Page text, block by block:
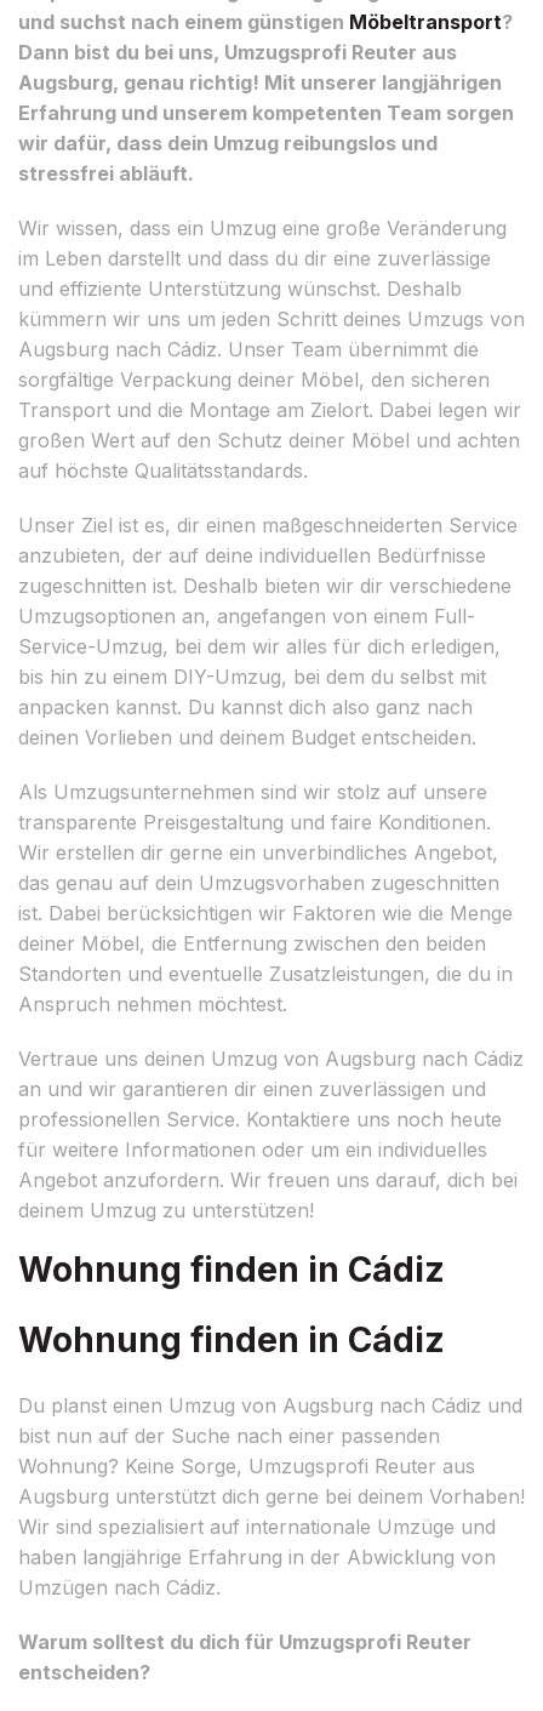
und suchst nach einem günstigen Möbeltransport?
Dann bist du bei uns, Umzugsprofi Reuter aus
Augsburg, genau richtig! Mit unserer langjährigen
Erfahrung und unserem kompetenten Team sorgen
wir dafür, dass dein Umzug reibungslos und
stressfrei abläuft.
Wir wissen, dass ein Umzug eine große Veränderung
im Leben darstellt und dass du dir eine zuverlässige
und effiziente Unterstützung wünschst. Deshalb
kümmern wir uns um jeden Schritt deines Umzugs von
Augsburg nach Cádiz. Unser Team übernimmt die
sorgfältige Verpackung deiner Möbel, den sicheren
Transport und die Montage am Zielort. Dabei legen wir
großen Wert auf den Schutz deiner Möbel und achten
auf höchste Qualitätsstandards.
Unser Ziel ist es, dir einen maßgeschneiderten Service
anzubieten, der auf deine individuellen Bedürfnisse
zugeschnitten ist. Deshalb bieten wir dir verschiedene
Umzugsoptionen an, angefangen von einem Full-
Service-Umzug, bei dem wir alles für dich erledigen,
bis hin zu einem DIY-Umzug, bei dem du selbst mit
anpacken kannst. Du kannst dich also ganz nach
deinen Vorlieben und deinem Budget entscheiden.
Als Umzugsunternehmen sind wir stolz auf unsere
transparente Preisgestaltung und faire Konditionen.
Wir erstellen dir gerne ein unverbindliches Angebot,
das genau auf dein Umzugsvorhaben zugeschnitten
ist. Dabei berücksichtigen wir Faktoren wie die Menge
deiner Möbel, die Entfernung zwischen den beiden
Standorten und eventuelle Zusatzleistungen, die du in
Anspruch nehmen möchtest.
Vertraue uns deinen Umzug von Augsburg nach Cádiz
an und wir garantieren dir einen zuverlässigen und
professionellen Service. Kontaktiere uns noch heute
für weitere Informationen oder um ein individuelles
Angebot anzufordern. Wir freuen uns darauf, dich bei
deinem Umzug zu unterstützen!
Wohnung finden in Cádiz
Wohnung finden in Cádiz
Du planst einen Umzug von Augsburg nach Cádiz und
bist nun auf der Suche nach einer passenden
Wohnung? Keine Sorge, Umzugsprofi Reuter aus
Augsburg unterstützt dich gerne bei deinem Vorhaben!
Wir sind spezialisiert auf internationale Umzüge und
haben langjährige Erfahrung in der Abwicklung von
Umzügen nach Cádiz.
Warum solltest du dich für Umzugsprofi Reuter
entscheiden?